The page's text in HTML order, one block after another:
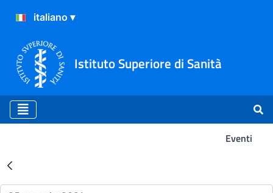
Istituto Superiore di Sanità
Eventi
Risultati della Ricerca -